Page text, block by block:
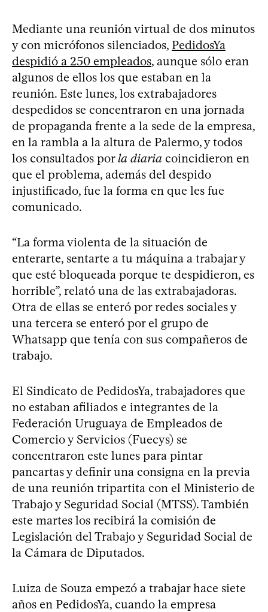
Mediante una reunión virtual de dos minutos
y con micrófonos silenciados, PedidosYa
despidió a 250 empleados, aunque sólo eran
algunos de ellos los que estaban en la
reunión. Este lunes, los extrabajadores
despedidos se concentraron en una jornada
de propaganda frente a la sede de la empresa,
en la rambla a la altura de Palermo, y todos
los consultados porla diaria coincidieron en
que el problema, además del despido
injustificado, fue la forma en que les fue
comunicado.
“La forma violenta de la situación de
enterarte, sentarte a tu máquina a trabajar y
que esté bloqueada porque te despidieron, es
horrible”, relató una de las extrabajadoras.
Otra de ellas se enteró por redes sociales y
una tercera se enteró por el grupo de
Whatsapp que tenía con sus compañeros de
trabajo.
El Sindicato de PedidosYa, trabajadores que
no estaban afiliados e integrantes de la
Federación Uruguaya de Empleados de
Comercio y Servicios (Fuecys) se
concentraron este lunes para pintar
pancartas y definir una consigna en la previa
de una reunión tripartita con el Ministerio de
Trabajo y Seguridad Social (MTSS). También
este martes los recibirá la comisión de
Legislación del Trabajo y Seguridad Social de
la Cámara de Diputados.
Luiza de Souza empezó a trabajar hace siete
años en PedidosYa, cuando la empresa